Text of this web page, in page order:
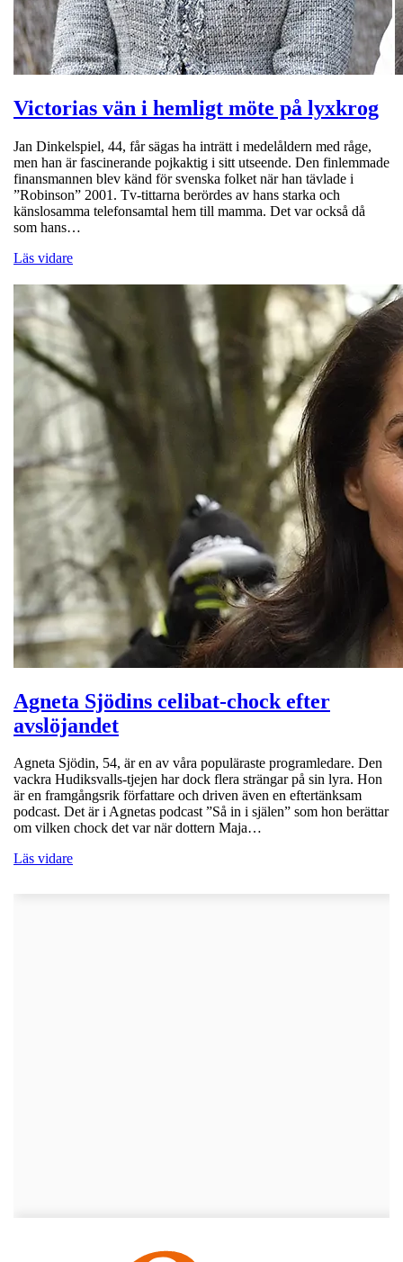
Victorias vän i hemligt möte på lyxkrog
Jan Dinkelspiel, 44, får sägas ha inträtt i medelåldern med råge,
men han är fascinerande pojkaktig i sitt utseende. Den finlemmade
finansmannen blev känd för svenska folket när han tävlade i
”Robinson” 2001. Tv-tittarna berördes av hans starka och
känslosamma telefonsamtal hem till mamma. Det var också då
som hans…
Läs vidare
Agneta Sjödins celibat-chock efter
avslöjandet
Agneta Sjödin, 54, är en av våra populäraste programledare. Den
vackra Hudiksvalls-tjejen har dock flera strängar på sin lyra. Hon
är en framgångsrik författare och driven även en eftertänksam
podcast. Det är i Agnetas podcast ”Så in i själen” som hon berättar
om vilken chock det var när dottern Maja…
Läs vidare